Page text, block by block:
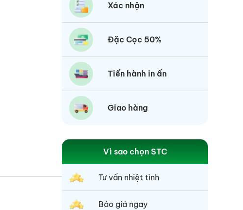
Xác nhận
Đặc Cọc 50%
Tiến hành in ấn
Giao hàng
Vì sao chọn STC
Tư vấn nhiệt tình
Báo giá ngay